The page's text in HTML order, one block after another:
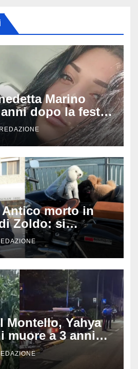
Marino
dopo la festa
trovata senza
è giallo
ore
REDAZIONE
morto in
Zoldo: si
il sidecar, salvi i
Montello, Yahya
muore a 3 anni
agonia: era
da un’auto